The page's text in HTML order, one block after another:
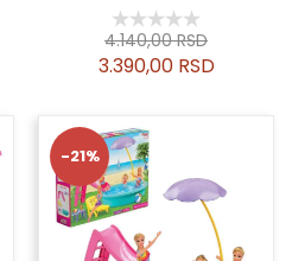
4.140,00 RSD
3.390,00 RSD
-21%